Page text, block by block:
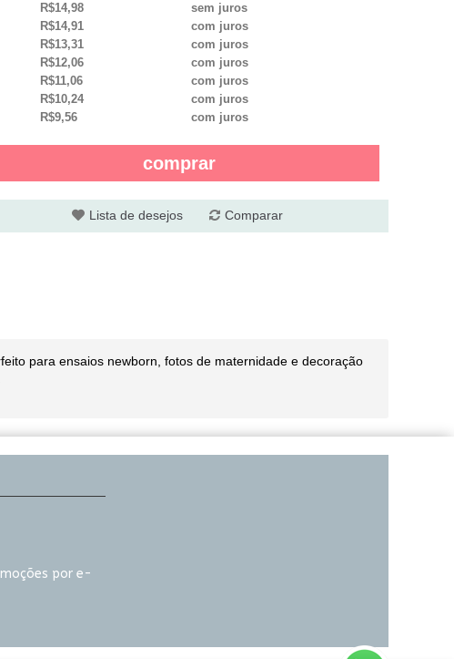
R$14,98
sem juros
R$14,91
com juros
R$13,31
com juros
R$12,06
com juros
R$11,06
com juros
R$10,24
com juros
R$9,56 com juros
comprar
Lista de desejos Comparar
para ensaios newborn, fotos de maternidade e decoração
por e-